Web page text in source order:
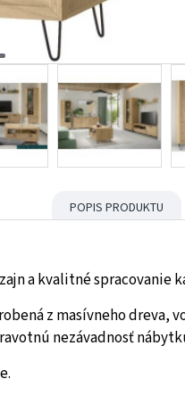
POPIS PRODUKTU
a kvalitné
z masívneho
nezávadnosť